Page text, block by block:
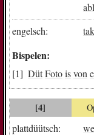
engelsch:
Bispelen:
DütFotoisvon
[4]
plattdüütsch: